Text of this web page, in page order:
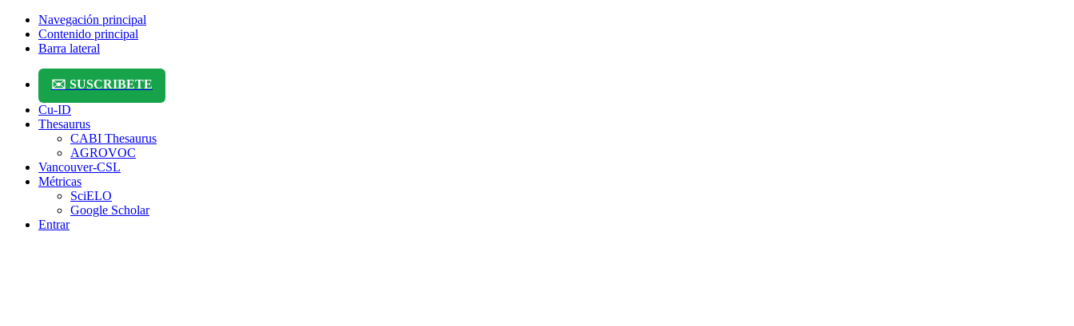
Navegación principal
Contenido principal
Barra lateral
✉️ SUSCRIBETE
Cu-ID
Thesaurus
CABI Thesaurus
AGROVOC
Vancouver-CSL
Métricas
SciELO
Google Scholar
Entrar